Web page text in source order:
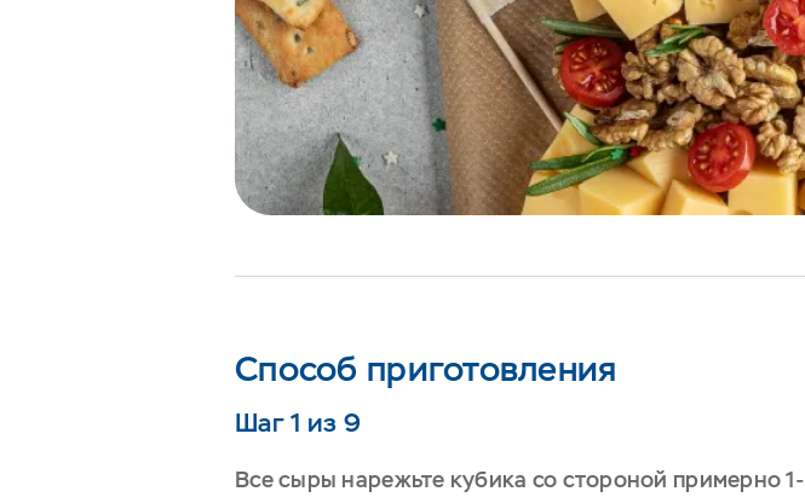
Способ приготовления
Шаг 1 из 9
Все сыры нарежьте кубика со стороной примерно 1-